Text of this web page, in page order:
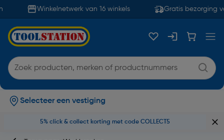
Winkelnetwerk van 16 winkels Gratis bezorging
Selecteer een vestiging
5% click & collect korting met code COLLECT5